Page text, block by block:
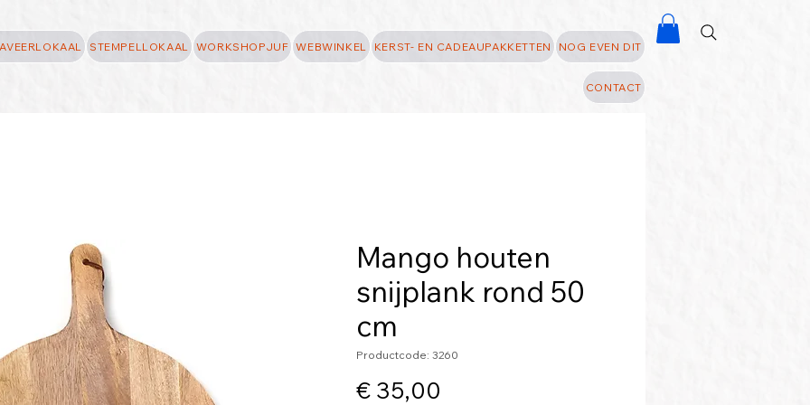
STEMPELLOKAAL WORKSHOPJUF WEBWINKEL KERST- EN CADEAUPAKKETTEN NOG EVEN DIT
CONTACT
Mango houten
snijplank rond 50
cm
Productcode: 3260
€ 35,00